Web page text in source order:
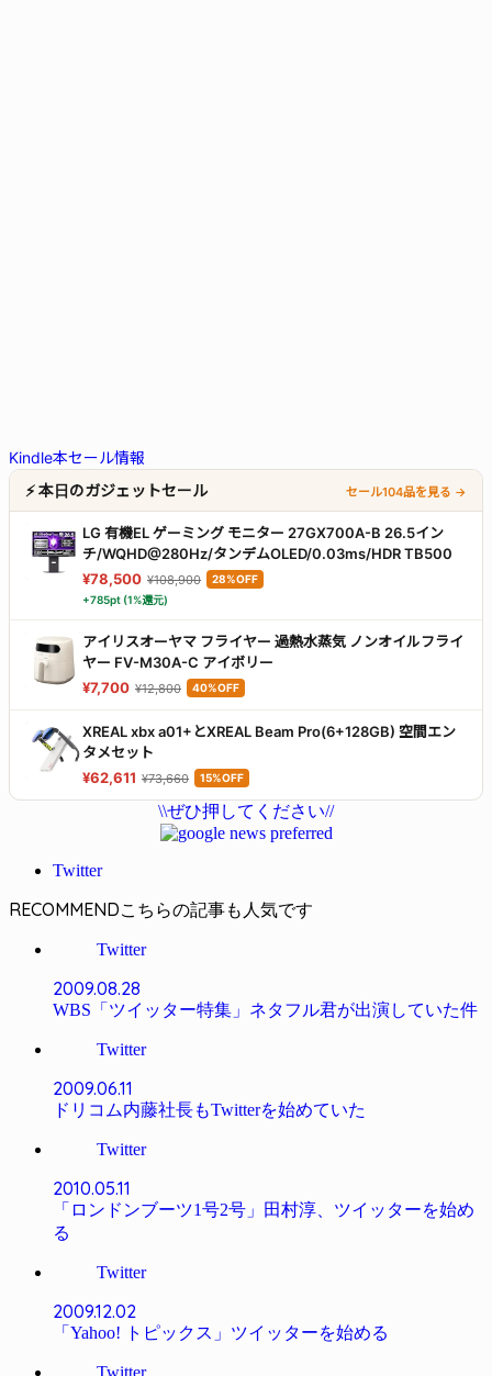
Kindle本セール情報
⚡ 本日のガジェットセール
セール104品を見る →
LG 有機EL ゲーミング モニター 27GX700A-B 26.5イン
チ/WQHD@280Hz/タンデムOLED/0.03ms/HDR TB500
¥78,500 ¥108,900
28%OFF
+785pt (1%還元)
アイリスオーヤマ フライヤー 過熱水蒸気 ノンオイルフライ
ヤー FV-M30A-C アイボリー
¥7,700 ¥12,800 40%OFF
XREAL xbx a01+とXREAL Beam Pro(6+128GB) 空間エン
タメセット
¥62,611 ¥73,660 15%OFF
\\ぜひ押してください//
Twitter
RECOMMEND
Twitter
2009.08.28
WBS「ツイッター特集」ネタフル君が出演していた件
Twitter
2009.06.11
ドリコム内藤社長もTwitterを始めていた
Twitter
2010.05.11
「ロンドンブーツ1号2号」田村淳、ツイッターを始め
る
Twitter
2009.12.02
「Yahoo! トピックス」ツイッターを始める
Twitter